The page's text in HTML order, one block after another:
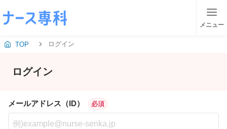
メニュー
TOP ログイン
ログイン
メールアドレス（ID） 必須